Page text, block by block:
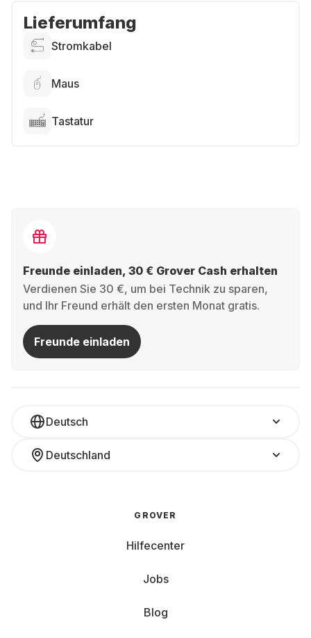
Lieferumfang
Stromkabel
Maus
Tastatur
Freunde einladen, 30 € Grover Cash erhalten
Verdienen Sie 30 €, um bei Technik zu sparen,
und Ihr Freund erhält den ersten Monat gratis.
Freunde einladen
Deutsch
Deutschland
GROVER
Hilfecenter
Jobs
Blog